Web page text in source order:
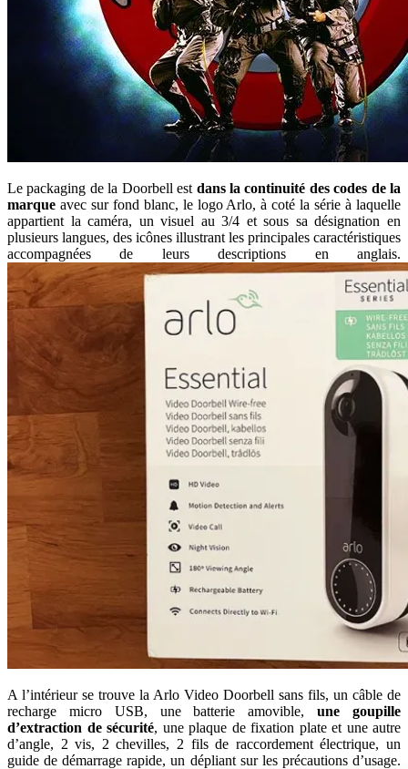
Le packaging de la Doorbell est dans la continuité des codes de la
marque avec sur fond blanc, le logo Arlo, à coté la série à laquelle
appartient la caméra, un visuel au 3/4 et sous sa désignation en
plusieurs langues, des icônes illustrant les principales caractéristiques
accompagnées de leurs descriptions en anglais.
A l’intérieur se trouve la Arlo Video Doorbell sans fils, un câble de
recharge micro USB, une batterie amovible,une goupille
d’extraction de sécurité, une plaque de fixation plate et une autre
d’angle, 2 vis, 2 chevilles, 2 fils de raccordement électrique, un
guide de démarrage rapide, un dépliant sur les précautions d’usage.